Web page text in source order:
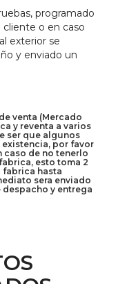
programado
o en caso
exterior se
y enviado un
venta (Mercado
y reventa a varios
ser que algunos
por favor
caso de no tenerlo
esto toma 2
fabrica hasta
sera enviado
despacho y entrega